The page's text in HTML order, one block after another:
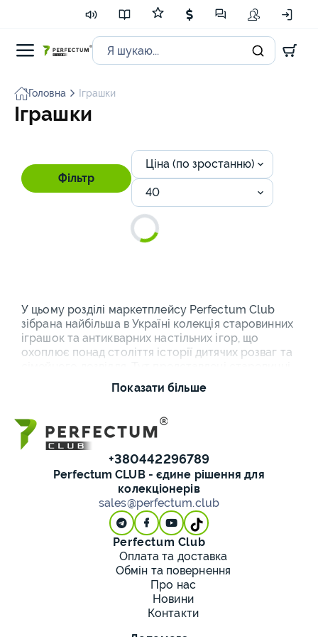
Головна Іграшки
Іграшки
Фільтр
Ціна (по зростанню)
40
У цьому розділі маркетплейсу Perfectum Club
зібрана найбільша в Україні колекція старовинних
іграшок та антикварних настільних ігор, що
охоплює понад століття історії дитячих розваг та
ляльки різних епох та виробників, шахи антикварні
з унікальним дизайном фігур, старі гральні карти з
різних матеріалів, нарди, лото, а також рідкісні
колекційні ігри радянського та зарубіжного
виробництва.
Антикварні іграшки - це не просто предмети з
минулого, а справжні культурні артефакти, що
відображають естетику своєї епохи, рівень
розвитку технологій, соціальні цінності та
художні традиції. Кожна іграшка несе в собі дух
часу: від елегантних порцелянових ляльок
початку XX століття до яскравих жерстяних
іграшок радянської доби, від дерев'яних
розвиваючих конструкторів до перших
електромеханічних забавок.
Наш каталог об'єднує приватних колекціонерів,
Показати більше
+380442296789
Perfectum CLUB - єдине рішення для
колекціонерів
sales@perfectum.club
Perfectum Club
Оплата та доставка
Обмін та повернення
Про нас
Новини
Контакти